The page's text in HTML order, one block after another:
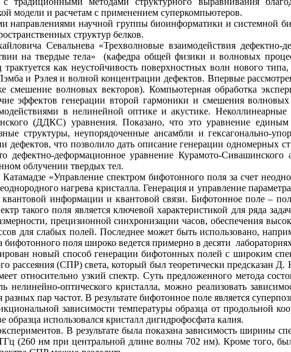
модели и расчетам с применением суперкомпьютеров.
направлениями научной группы биоинформатики и
структур белков.
Севальнева «Трехволновые взаимодействия
на твердые тела» (кафедра общей физики и волновых
трактуется как неустойчивость поверхностных волн нового
и Рэлея и волной концентрации дефектов. Впервые
смешение волновых векторов). Компьютерная обработка
эффектов генерации второй гармоники и смешения
в нелинейной оптике и акустике.
(ДДКС) уравнения. Показано, что это уравнение
структуры, неупорядоченные ансамбли и гексагонально-
дефектов, что позволило дать описание генерации
дефектно-деформационное уравнение Курамото-
облучении твердых тел.
«Управление спектром бифотонного поля за счет
нагрева кристалла. Генерация и управление
информации и квантовой связи. Бифотонное поле –
такого поля является ключевой характеристикой для ряда
прецизионной синхронизации часов, обеспечения
для слабых полей. Последнее может быть использовано,
бифотонного поля широко ведется примерно в десяти
новый способ генерации бифотонных полей с широким
рассеяния (СПР) света, который был теоретически
относительно узкий спектр. Суть предложенного метода
нелинейно-оптического кристалла, можно реализовать
пар частот. В результате бифотонное поле является
зависимости температуры образца от продольной
образца использовался кристалл дигидрофосфата калия.
В результате была показана зависимость ширины
(260 нм при центральной длине волны 702 нм). Кроме того,